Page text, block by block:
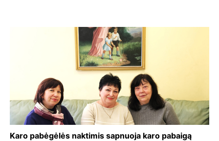
Karo pabėgėlės naktimis sapnuoja karo pabaigą